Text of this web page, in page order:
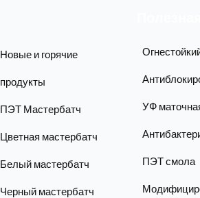
Новые и горячие
продукты
ПЭТ Мастербатч
Цветная мастербатч
Белый мастербатч
Черный мастербатч
УФ
ПЭТ смола